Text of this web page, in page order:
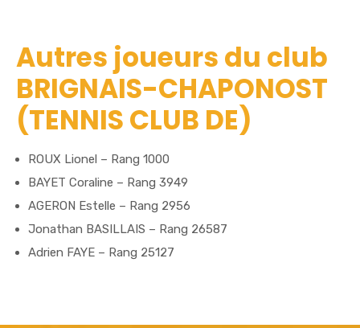
Autres joueurs du club
BRIGNAIS-CHAPONOST
(TENNIS CLUB DE)
ROUX Lionel – Rang 1000
BAYET Coraline – Rang 3949
AGERON Estelle – Rang 2956
Jonathan BASILLAIS – Rang 26587
Adrien FAYE – Rang 25127